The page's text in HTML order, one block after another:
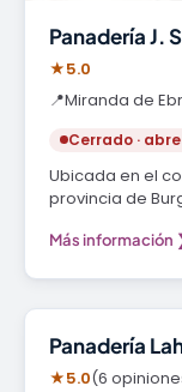
Panadería J.
★5.0
📍Miranda de
Cerrado ·
Ubicada en el
provincia de
Más información
Panadería
Panadería
★5.0(6